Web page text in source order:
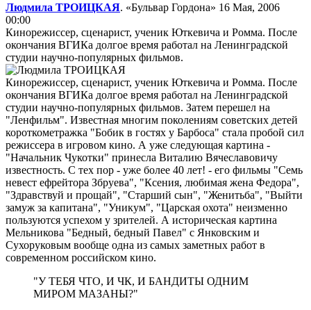
Людмила ТРОИЦКАЯ. «Бульвар Гордона» 16 Мая, 2006
00:00
Кинорежиссер, сценарист, ученик Юткевича и Ромма. После
окончания ВГИКа долгое время работал на Ленинградской
студии научно-популярных фильмов.
Кинорежиссер, сценарист, ученик Юткевича и Ромма. После
окончания ВГИКа долгое время работал на Ленинградской
студии научно-популярных фильмов. Затем перешел на
"Ленфильм". Известная многим поколениям советских детей
короткометражка "Бобик в гостях у Барбоса" стала пробой сил
режиссера в игровом кино. А уже следующая картина -
"Начальник Чукотки" принесла Виталию Вячеславовичу
известность. С тех пор - уже более 40 лет! - его фильмы "Семь
невест ефрейтора Збруева", "Ксения, любимая жена Федора",
"Здравствуй и прощай", "Старший сын", "Женитьба", "Выйти
замуж за капитана", "Уникум", "Царская охота" неизменно
пользуются успехом у зрителей. А историческая картина
Мельникова "Бедный, бедный Павел" с Янковским и
Сухоруковым вообще одна из самых заметных работ в
современном российском кино.
"У ТЕБЯ ЧТО, И ЧК, И БАНДИТЫ ОДНИМ
МИРОМ МАЗАНЫ?"